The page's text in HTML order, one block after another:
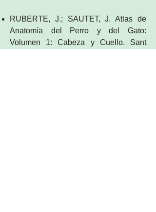
RUBERTE, J.; SAUTET, J. Atlas de
Anatomía del Perro y del Gato:
Volumen 1: Cabeza y Cuello. Sant